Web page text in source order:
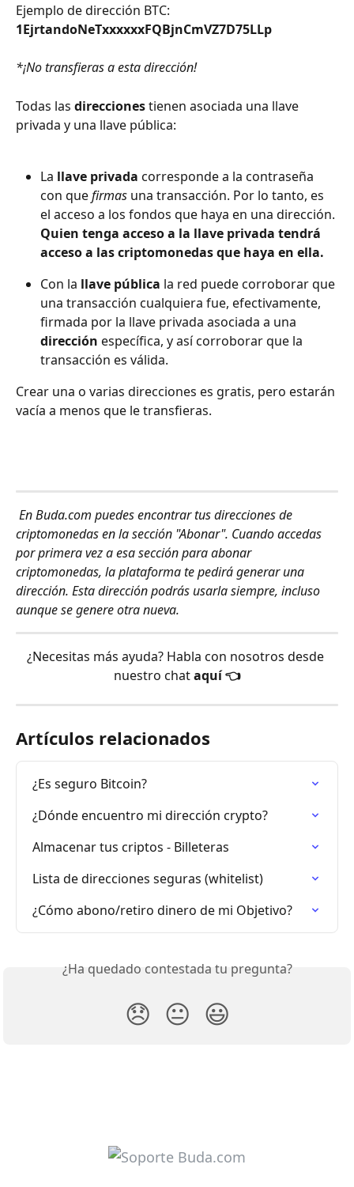
Ejemplo de dirección BTC:
1EjrtandoNeTxxxxxxFQBjnCmVZ7D75LLp
*¡No transfieras a esta dirección!
Todas las direcciones tienen asociada una llave
privada y una llave pública:
La llave privada corresponde a la contraseña
con que firmas una transacción. Por lo tanto, es
el acceso a los fondos que haya en una dirección.
Quien tenga acceso a la llave privada tendrá
acceso a las criptomonedas que haya en ella.
Con la llave pública la red puede corroborar que
una transacción cualquiera fue, efectivamente,
firmada por la llave privada asociada a una
dirección específica, y así corroborar que la
transacción es válida.
Crear una o varias direcciones es gratis, pero estarán
vacía a menos que le transfieras.
En Buda.com puedes encontrar tus direcciones de
criptomonedas en la sección "Abonar". Cuando accedas
por primera vez a esa sección para abonar
criptomonedas, la plataforma te pedirá generar una
dirección. Esta dirección podrás usarla siempre, incluso
aunque se genere otra nueva.
¿Necesitas más ayuda? Habla con nosotros desde
nuestro chat aquí 👈
Artículos relacionados
¿Es seguro Bitcoin?
¿Dónde encuentro mi dirección crypto?
Almacenar tus criptos - Billeteras
Lista de direcciones seguras (whitelist)
¿Cómo abono/retiro dinero de mi Objetivo?
¿Ha quedado contestada tu pregunta?
😞 😐 😃